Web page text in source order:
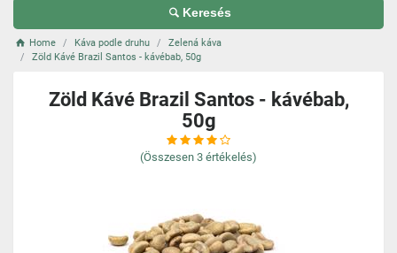
Keresés
Home Káva podle druhu
Zelená káva
Zöld Kávé Brazil Santos - kávébab, 50g
Zöld Kávé Brazil Santos - kávébab,
50g
(Összesen 3 értékelés)